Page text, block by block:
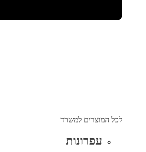
לכל המוצרים למשרד
עפרונות